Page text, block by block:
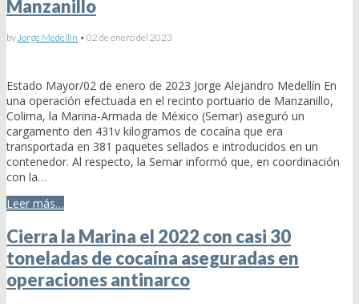
Manzanillo
byJorge Medellin • 02 de enero del 2023
Estado Mayor/02 de enero de 2023 Jorge Alejandro Medellín En
una operación efectuada en el recinto portuario de Manzanillo,
Colima, la Marina-Armada de México (Semar) aseguró un
cargamento den 431v kilogramos de cocaína que era
transportada en 381 paquetes sellados e introducidos en un
contenedor. Al respecto, la Semar informó que, en coordinación
con la…
Leer más…
Cierra la Marina el 2022 con casi 30
toneladas de cocaína aseguradas en
operaciones antinarco